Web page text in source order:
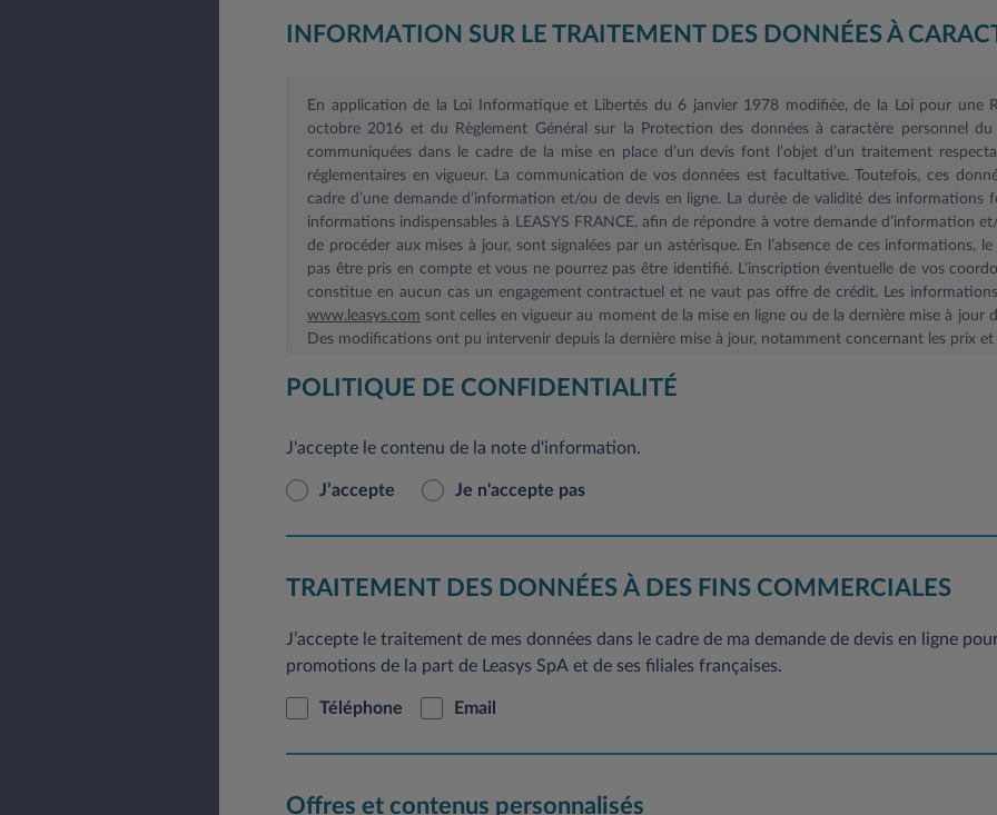
INFORMATION SUR LE TRAITEMENT DES DONNÉES À
En application de la Loi Informatique et Libertés du 6 janvier 1978 modifiée, de la Loi pour une
octobre 2016 et du Règlement Général sur la Protection des données à caractère personnel
communiquées dans le cadre de la mise en place d’un devis font l’objet d’un traitement
réglementaires en vigueur. La communication de vos données est facultative. Toutefois, ces
cadre d’une demande d’information et/ou de devis en ligne. La durée de validité des informations
informations indispensables à LEASYS FRANCE, afin de répondre à votre demande d’information
de procéder aux mises à jour, sont signalées par un astérisque. En l’absence de ces informations,
pas être pris en compte et vous ne pourrez pas être identifié. L'inscription éventuelle de vos
constitue en aucun cas un engagement contractuel et ne vaut pas offre de crédit. Les
www.leasys.com sont celles en vigueur au moment de la mise en ligne ou de la dernière mise à jour
Des modifications ont pu intervenir depuis la dernière mise à jour, notamment concernant les prix
En application du Règlement Général sur la protection des données à caractère personnel, vous
rectification, de modification et de suppression concernant l’ensemble de vos données. Si vous
courrier postal à l’adresse suivante: Leasys France-Service Clientèle, 2/10 Boulevard de l'Europe, CS
POLITIQUE DE CONFIDENTIALITÉ
J'accepte le contenu de la note d'information.
J’accepte Je n'accepte pas
TRAITEMENT DES DONNÉES À DES FINS COMMERCIALES
J’accepte le traitement de mes données dans le cadre de ma demande de devis en ligne
promotions de la part de Leasys SpA et de ses filiales françaises.
Téléphone Email
Offres et contenus personnalisés